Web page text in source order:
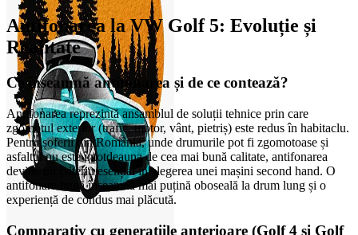
Antifonarea la VW Golf 5: Evoluție și
Realitate
Ce înseamnă antifonarea și de ce contează?
Antifonarea reprezintă ansamblul de soluții tehnice prin care
zgomotul exterior (trafic, motor, vânt, pietriș) este redus în habitaclu.
Pentru șoferii din România, unde drumurile pot fi zgomotoase și
asfaltul nu este întotdeauna de cea mai bună calitate, antifonarea
devine un criteriu esențial în alegerea unei mașini second hand. O
antifonare bună înseamnă mai puțină oboseală la drum lung și o
experiență de condus mai plăcută.
Comparativ cu generațiile anterioare (Golf 4 și Golf